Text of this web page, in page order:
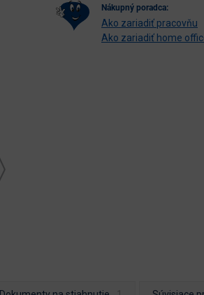
nákupný poradca:
Ako zariadiť pracovňu
Ako zariadiť home